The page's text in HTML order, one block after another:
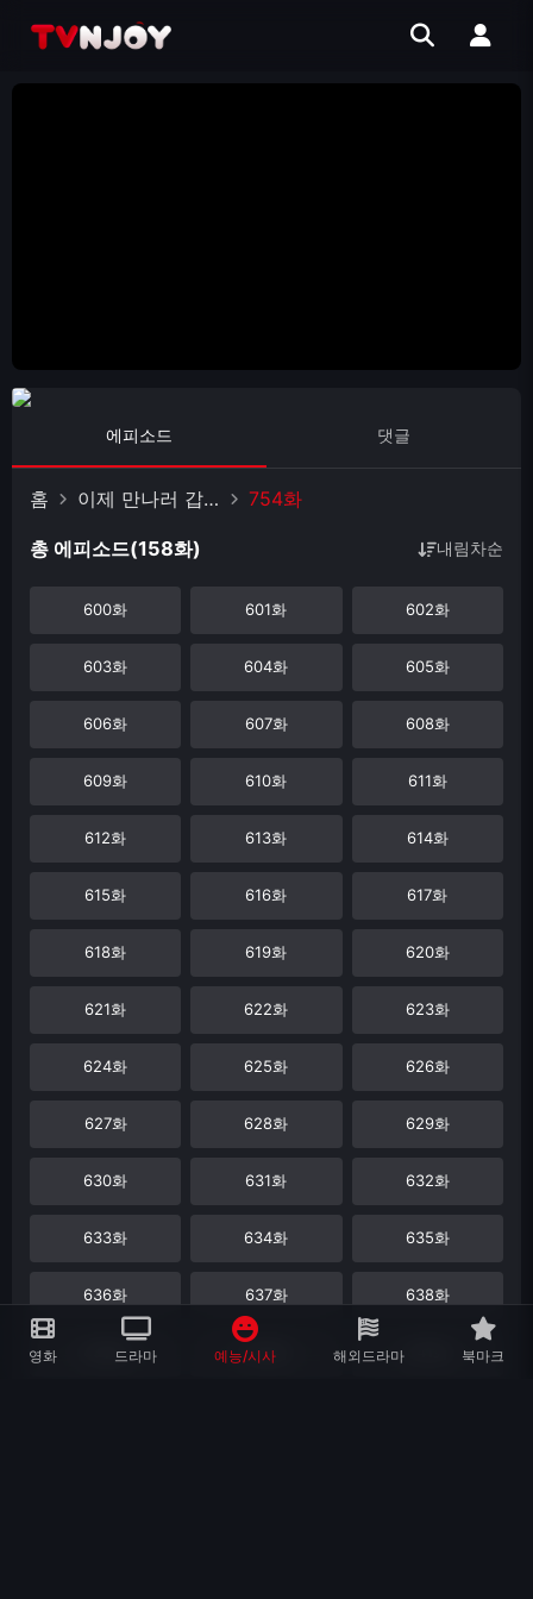
에피소드 댓글
홈 이제 만나러 갑니다 754화
총 에피소드(158화) 내림차순
600화 601화 602화
603화 604화 605화
606화 607화 608화
609화 610화 611화
612화 613화 614화
615화 616화 617화
618화 619화 620화
621화 622화 623화
624화 625화 626화
627화 628화 629화
630화 631화 632화
633화 634화 635화
636화 637화 638화
639화 640화
영화 드라마 예능/시사 해외드라마 북마크